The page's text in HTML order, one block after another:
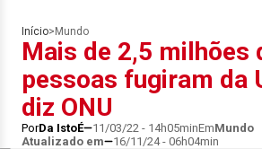
Início> Mundo
Mais de 2,5 milhões
pessoas fugiram da
diz ONU
PorDa IstoÉ 11/03/22 - 14h05minEmMundo
Atualizado em
16/11/24 - 06h04min